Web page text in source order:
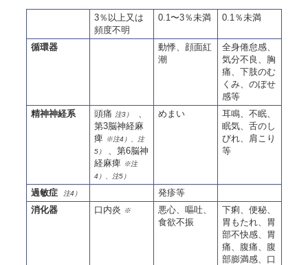
3％以上又は
頻度不明
0.1〜3％未満 0.1％未満
循環器
動悸、顔面紅
潮
全身倦怠感、
気分不良、胸
痛、下肢のむ
くみ、のぼせ
感等
精神神経系
頭痛 注3）
、
第3脳神経麻
痺 ※注4）、注
5）
、第6脳神
経麻痺 ※注
4）、注5）
めまい
耳鳴、不眠、
眠気、舌のし
びれ、肩こり
等
過敏症 注4）
発疹等
消化器
口内炎 ※
悪心、嘔吐、
食欲不振
下痢、便秘、
胃もたれ、胃
部不快感、胃
痛、腹痛、腹
部膨満感、口